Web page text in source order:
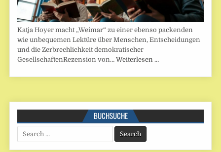
Katja Hoyer macht „Weimar“ zu einer ebenso packenden
wie unbequemen Lektüre über Menschen, Entscheidungen
und die Zerbrechlichkeit demokratischer
GesellschaftenRezension von…Weiterlesen …
BUCHSUCHE
Search
for: